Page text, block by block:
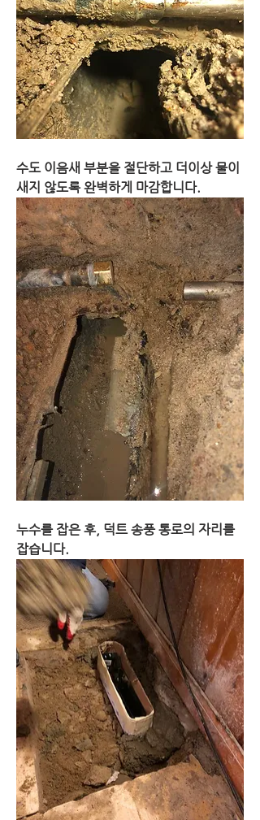
수도 이음새 부분을 절단하고 더이상 물이
새지 않도록 완벽하게 마감합니다.
누수를 잡은 후, 덕트 송풍 통로의 자리를
잡습니다.